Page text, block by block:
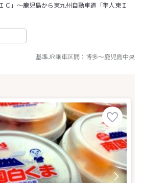
Ｃ」～鹿児島から東九州自動車道「隼人東Ｉ
基準JR乗車区間： 博多～鹿児島中央